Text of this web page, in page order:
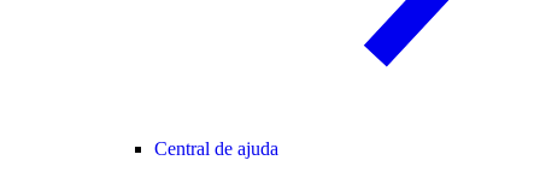
Central de ajuda